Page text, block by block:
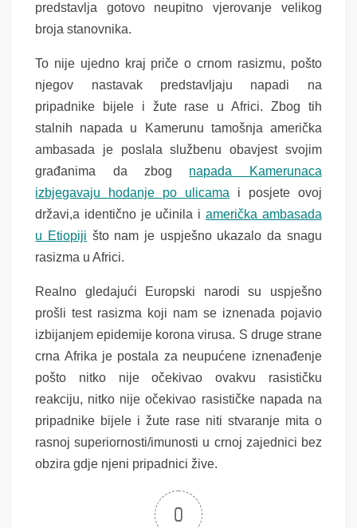
predstavlja gotovo neupitno vjerovanje velikog
broja stanovnika.
To nije ujedno kraj priče o crnom rasizmu, pošto
njegov nastavak predstavljaju napadi na
pripadnike bijele i žute rase u Africi. Zbog tih
stalnih napada u Kamerunu tamošnja američka
ambasada je poslala službenu obavjest svojim
građanima da zbog napada Kamerunaca
izbjegavaju hodanje po ulicama i posjete ovoj
državi,a identično je učinila i američka ambasada
u Etiopiji što nam je uspješno ukazalo da snagu
rasizma u Africi.
Realno gledajući Europski narodi su uspješno
prošli test rasizma koji nam se iznenada pojavio
izbijanjem epidemije korona virusa. S druge strane
crna Afrika je postala za neupućene iznenađenje
pošto nitko nije očekivao ovakvu rasističku
reakciju, nitko nije očekivao rasističke napada na
pripadnike bijele i žute rase niti stvaranje mita o
rasnoj superiornosti/imunosti u crnoj zajednici bez
obzira gdje njeni pripadnici žive.
0